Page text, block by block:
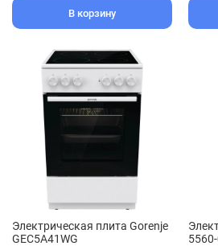
В корзину
Электрическая плита Gorenje
GEC5A41WG